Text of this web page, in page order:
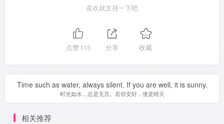
喜欢就支持一下吧
点赞113 分享 收藏
Time such as water, always silent. If you are well, it is sunny.
时光如水，总是无言。若你安好，便是晴天
相关推荐